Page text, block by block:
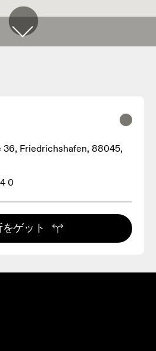
36, Friedrichshafen, 88045,
0
ゲット